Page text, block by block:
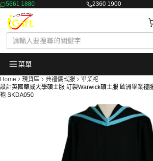
5661 1880 2360 1900
菜單
Home 現貨區 典禮儀式服
畢業袍
設計英國華威大學碩士服 訂製Warwick碩士服 歐洲畢業禮
袍 SKDA050